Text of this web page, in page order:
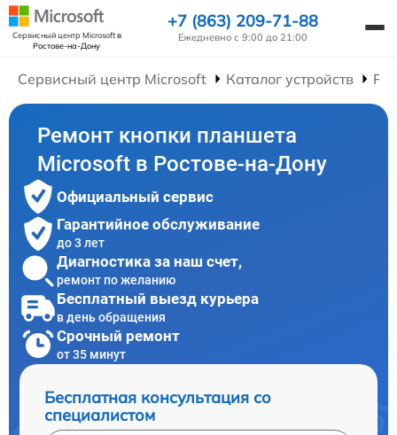
Сервисный центр Microsoftв
Ростове-на-Дону
+7 (863) 209-71-88
Ежедневно с 9:00 до 21:00
Сервисный центр Microsoft Каталог устройств
Ремонт кнопки планшета
Microsoft в Ростове-на-Дону
Официальный сервис
Гарантийное обслуживание
до 3 лет
Диагностика за наш счет,
ремонт по желанию
Бесплатный выезд курьера
в день обращения
Срочный ремонт
от 35 минут
Бесплатная консультация со
специалистом